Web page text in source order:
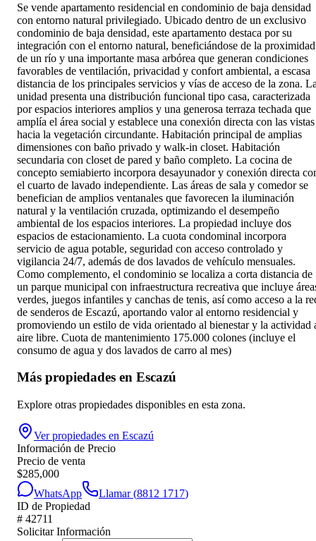
Se vende apartamento residencial en condominio de baja densidad
con entorno natural privilegiado. Ubicado dentro de un exclusivo
condominio de baja densidad, este apartamento destaca por su
integración con el entorno natural, beneficiándose de la proximidad
de un río y una importante masa arbórea que generan condiciones
favorables de ventilación, privacidad y confort ambiental, a escasa
distancia de los principales servicios y vías de acceso de la zona.
unidad presenta una distribución funcional tipo casa, caracterizada
por espacios interiores amplios y una generosa terraza techada que
amplía el área social y establece una conexión directa con las vistas
hacia la vegetación circundante. Habitación principal de amplias
dimensiones con baño privado y walk-in closet. Habitación
secundaria con closet de pared y baño completo. La cocina de
concepto semiabierto incorpora desayunador y conexión directa
el cuarto de lavado independiente. Las áreas de sala y comedor se
benefician de amplios ventanales que favorecen la iluminación
natural y la ventilación cruzada, optimizando el desempeño
ambiental de los espacios interiores. La propiedad incluye dos
espacios de estacionamiento. La cuota condominal incorpora
servicio de agua potable, seguridad con acceso controlado y
vigilancia 24/7, además de dos lavados de vehículo mensuales.
Como complemento, el condominio se localiza a corta distancia de
un parque municipal con infraestructura recreativa que incluye
verdes, juegos infantiles y canchas de tenis, así como acceso a la
de senderos de Escazú, aportando valor al entorno residencial y
promoviendo un estilo de vida orientado al bienestar y la actividad
aire libre. Cuota de mantenimiento 175.000 colones (incluye el
consumo de agua y dos lavados de carro al mes)
Más propiedades en Escazú
Explore otras propiedades disponibles en esta zona.
Ver propiedades en Escazú
Información de Precio
Precio de venta
$285,000
WhatsApp
Llamar (8812 1717)
ID de Propiedad
# 42711
Solicitar Información